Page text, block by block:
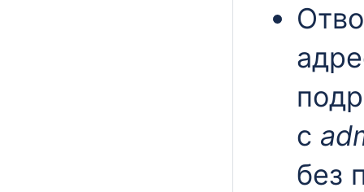
с
без